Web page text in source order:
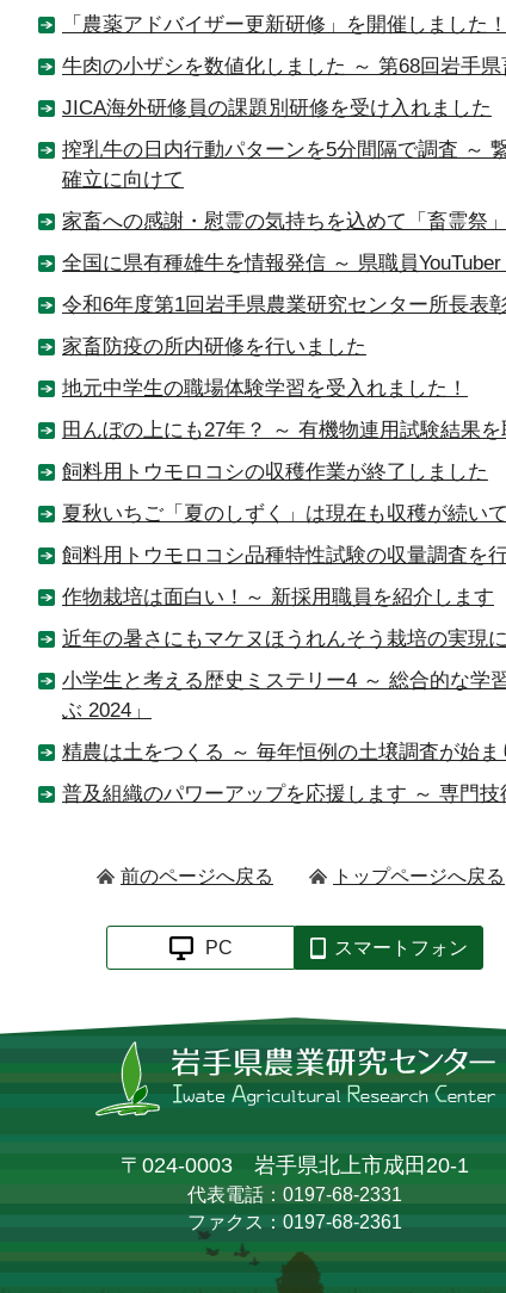
「農薬アドバイザー更新研修」を開催しました！
牛肉の小ザシを数値化しました ～ 第68回岩手県
JICA海外研修員の課題別研修を受け入れました
搾乳牛の日内行動パターンを5分間隔で調査 ～
確立に向けて
家畜への感謝・慰霊の気持ちを込めて「畜霊祭
全国に県有種雄牛を情報発信 ～ 県職員YouTuber
令和6年度第1回岩手県農業研究センター所長表
家畜防疫の所内研修を行いました
地元中学生の職場体験学習を受入れました！
田んぼの上にも27年？ ～ 有機物連用試験結果を
飼料用トウモロコシの収穫作業が終了しました
夏秋いちご「夏のしずく」は現在も収穫が続い
飼料用トウモロコシ品種特性試験の収量調査を
作物栽培は面白い！～ 新採用職員を紹介します
近年の暑さにもマケヌほうれんそう栽培の実現
小学生と考える歴史ミステリー4 ～ 総合的な学
ぶ 2024」
精農は土をつくる ～ 毎年恒例の土壌調査が始ま
普及組織のパワーアップを応援します ～ 専門
前のページへ戻る トップページへ戻る
PC スマートフォン
〒024-0003 岩手県北上市成田20-1
代表電話：0197-68-2331
ファクス：0197-68-2361